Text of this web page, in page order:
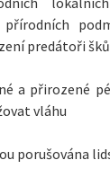
predátoři
a přirozené
vláhu
porušována